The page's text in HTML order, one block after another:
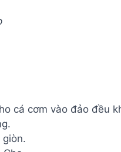
cá cơm vào đảo đều